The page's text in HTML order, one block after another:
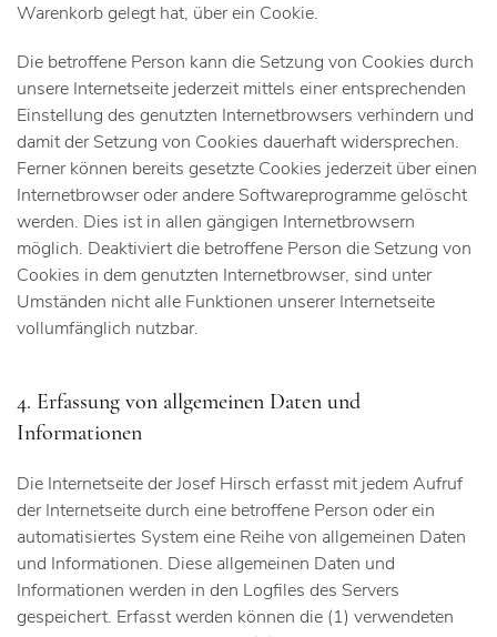
Warenkorb gelegt hat, über ein Cookie.
Die betroffene Person kann die Setzung von Cookies durch
unsere Internetseite jederzeit mittels einer entsprechenden
Einstellung des genutzten Internetbrowsers verhindern und
damit der Setzung von Cookies dauerhaft widersprechen.
Ferner können bereits gesetzte Cookies jederzeit über einen
Internetbrowser oder andere Softwareprogramme gelöscht
werden. Dies ist in allen gängigen Internetbrowsern
möglich. Deaktiviert die betroffene Person die Setzung von
Cookies in dem genutzten Internetbrowser, sind unter
Umständen nicht alle Funktionen unserer Internetseite
vollumfänglich nutzbar.
4. Erfassung von allgemeinen Daten und
Informationen
Die Internetseite der Josef Hirsch erfasst mit jedem Aufruf
der Internetseite durch eine betroffene Person oder ein
automatisiertes System eine Reihe von allgemeinen Daten
und Informationen. Diese allgemeinen Daten und
Informationen werden in den Logfiles des Servers
gespeichert. Erfasst werden können die (1) verwendeten